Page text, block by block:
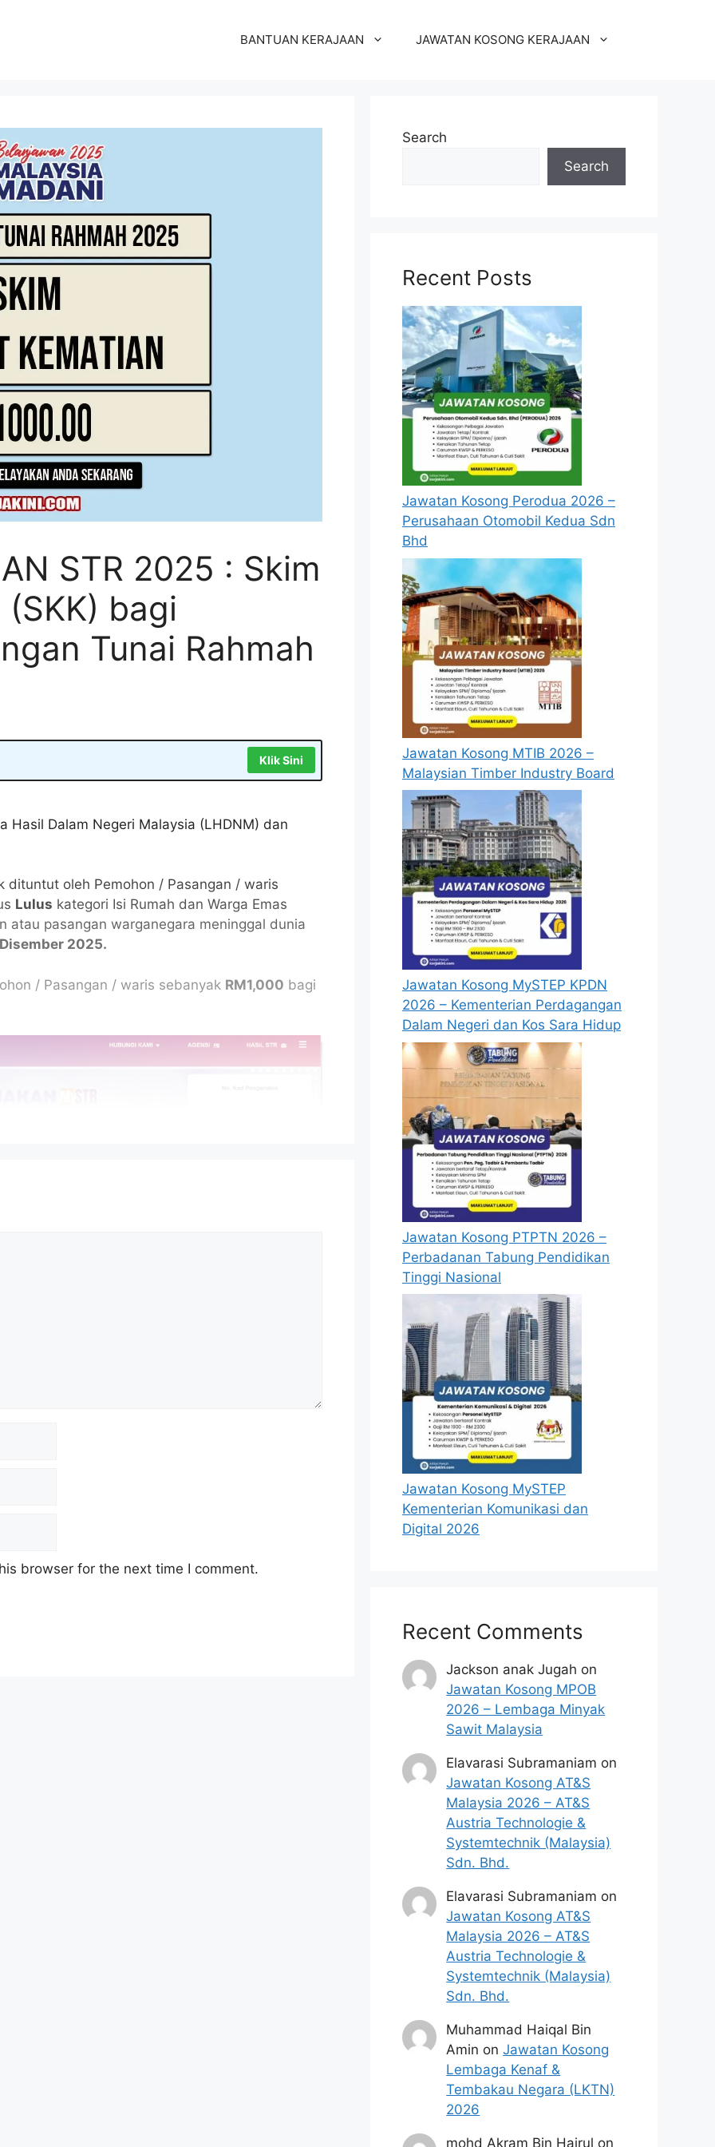
BANTUAN KERAJAAN JAWATAN KOSONG KERAJAAN
STR 2025 : Skim
bagi
Tunai Rahmah
Klik Sini
Hasil Dalam Negeri Malaysia (LHDNM) dan
dituntut oleh Pemohon / Pasangan / waris
Lulus kategori Isi Rumah dan Warga Emas
atau pasangan warganegara meninggal dunia
2025.
/ Pasangan / waris sebanyak RM1,000 bagi
STR 2025
STR 2025
browser for the next time I comment.
Search
Search
Recent Posts
Jawatan Kosong Perodua 2026 –
Perusahaan Otomobil Kedua Sdn
Bhd
Jawatan Kosong MTIB 2026 –
Malaysian Timber Industry Board
Jawatan Kosong MySTEP KPDN
2026 – Kementerian Perdagangan
Dalam Negeri dan Kos Sara Hidup
Jawatan Kosong PTPTN 2026 –
Perbadanan Tabung Pendidikan
Tinggi Nasional
Jawatan Kosong MySTEP
Kementerian Komunikasi dan
Digital 2026
Recent Comments
Jackson anak Jugah on
Jawatan Kosong MPOB
2026 – Lembaga Minyak
Sawit Malaysia
Elavarasi Subramaniam on
Jawatan Kosong AT&S
Malaysia 2026 – AT&S
Austria Technologie &
Systemtechnik (Malaysia)
Sdn. Bhd.
Elavarasi Subramaniam on
Jawatan Kosong AT&S
Malaysia 2026 – AT&S
Austria Technologie &
Systemtechnik (Malaysia)
Sdn. Bhd.
Muhammad Haiqal Bin
Amin onJawatan Kosong
Lembaga Kenaf &
Tembakau Negara (LKTN)
2026
mohd Akram Bin Hairul on